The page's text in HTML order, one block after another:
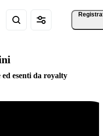
ed esenti da royalty